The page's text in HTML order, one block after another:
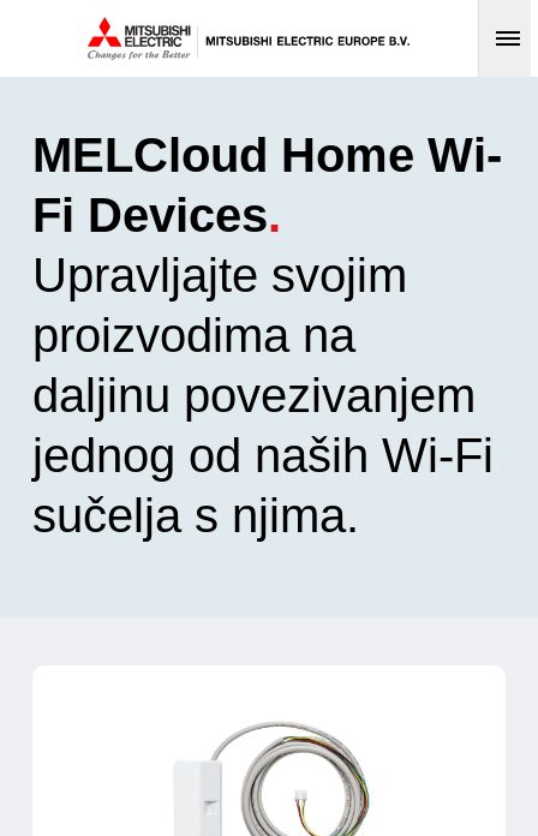
MELCloud Home Wi-
Fi Devices.
Upravljajte svojim
proizvodima na
daljinu povezivanjem
jednog od naših Wi-Fi
sučelja s njima.